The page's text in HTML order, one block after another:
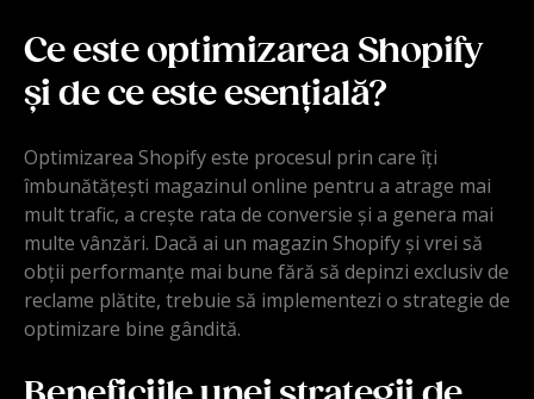
Ce este optimizarea Shopify
și de ce este esențială?
Optimizarea Shopify este procesul prin care îți
îmbunătățești magazinul online pentru a atrage mai
mult trafic, a crește rata de conversie și a genera mai
multe vânzări. Dacă ai un magazin Shopify și vrei să
obții performanțe mai bune fără să depinzi exclusiv de
reclame plătite, trebuie să implementezi o strategie de
optimizare bine gândită.